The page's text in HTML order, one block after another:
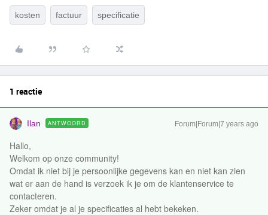
kosten factuur specificatie
1 reactie
Ilan ANTWOORD Forum|Forum|7 years ago
Hallo,
Welkom op onze community!
Omdat ik niet bij je persoonlijke gegevens kan en niet kan zien
wat er aan de hand is verzoek ik je om de klantenservice te
contacteren.
Zeker omdat je al je specificaties al hebt bekeken.